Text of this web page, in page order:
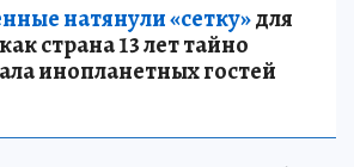
натянули «сетку»для
страна 13 лет тайно
инопланетных гостей